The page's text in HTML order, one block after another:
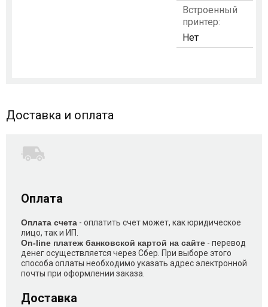
Встроенный
принтер:
Нет
Доставка и оплата
Оплата
Оплата счета - оплатить счет может, как юридическое
лицо, так и ИП.
On-line платеж банковской картой на сайте - перевод
денег осуществляется через Сбер. При выборе этого
способа оплаты необходимо указать адрес электронной
почты при оформлении заказа.
Доставка